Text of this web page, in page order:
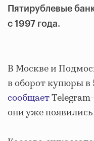
Пятирублевые
с 1997 года.
В Москве и
в оборот купюры в
сообщает
они уже появились